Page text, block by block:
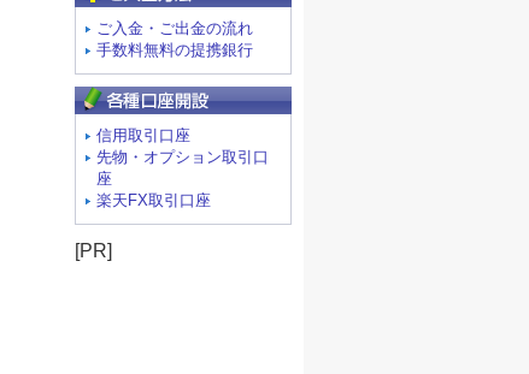
ご入金・ご出金の流れ
手数料無料の提携銀行
信用取引口座
先物・オプション取引口
座
楽天FX取引口座
[PR]